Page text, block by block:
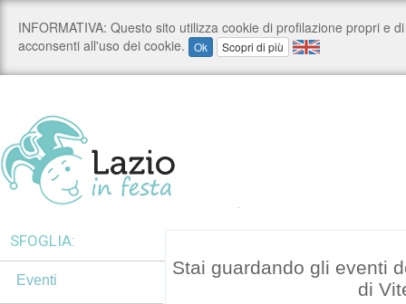
Stai guardando gli eventi
di
SFOGLIA:
Eventi